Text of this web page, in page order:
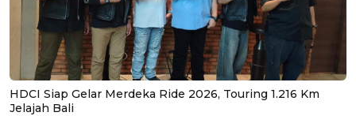
HDCI Siap Gelar Merdeka Ride 2026, Touring 1.216 Km
Jelajah Bali